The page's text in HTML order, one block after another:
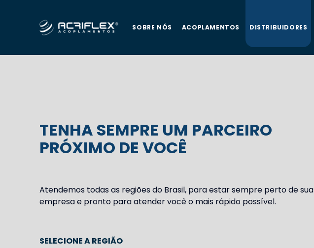
SOBRE NÓS ACOPLAMENTOS DISTRIBUIDORES
TENHA SEMPRE UM PARCEIRO
PRÓXIMO DE VOCÊ
Atendemos todas as regiões do Brasil, para estar sempre perto de sua
empresa e pronto para atender você o mais rápido possível.
SELECIONE A REGIÃO